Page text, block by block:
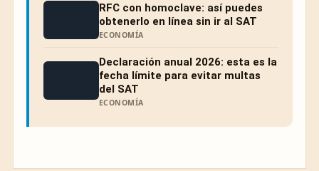
RFC con homoclave: así puedes
obtenerlo en línea sin ir al SAT
ECONOMÍA
Declaración anual 2026: esta es la
fecha límite para evitar multas
del SAT
ECONOMÍA